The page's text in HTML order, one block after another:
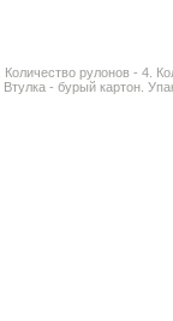
рулонов - 4.
- бурый картон.